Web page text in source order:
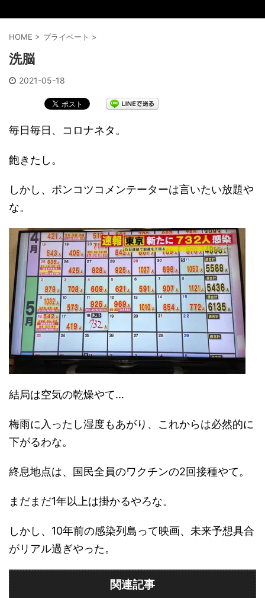
HOME > プライベート >
洗脳
2021-05-18
毎日毎日、コロナネタ。
飽きたし。
しかし、ポンコツコメンテーターは言いたい放題や
な。
結局は空気の乾燥やて…
梅雨に入ったし湿度もあがり、これからは必然的に
下がるわな。
終息地点は、国民全員のワクチンの2回接種やて。
まだまだ1年以上は掛かるやろな。
しかし、10年前の感染列島って映画、未来予想具合
がリアル過ぎやった。
関連記事